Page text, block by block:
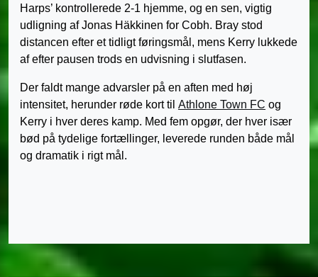
Harps’ kontrollerede 2-1 hjemme, og en sen, vigtig
udligning af Jonas Häkkinen for Cobh. Bray stod
distancen efter et tidligt føringsmål, mens Kerry lukkede
af efter pausen trods en udvisning i slutfasen.
Der faldt mange advarsler på en aften med høj
intensitet, herunder røde kort til Athlone Town FC og
Kerry i hver deres kamp. Med fem opgør, der hver især
bød på tydelige fortællinger, leverede runden både mål
og dramatik i rigt mål.